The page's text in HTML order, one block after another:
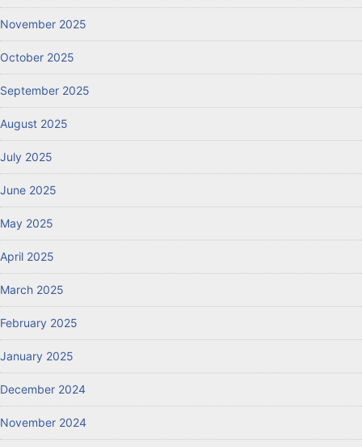
November 2025
October 2025
September 2025
August 2025
July 2025
June 2025
May 2025
April 2025
March 2025
February 2025
January 2025
December 2024
November 2024